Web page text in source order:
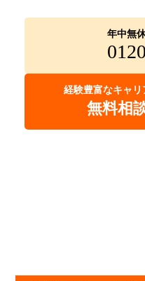
年中無
経験豊富なキャリ
無料相